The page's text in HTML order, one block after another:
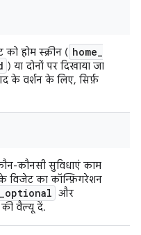
होम स्क्रीन ( home_
) या दोनों पर दिखाया जा
के वर्शन के लिए, सिर्फ़
कौनसी सुविधाएं काम
विजेट का कॉन्फ़िगरेशन
_optional और
की वैल्यू दें.